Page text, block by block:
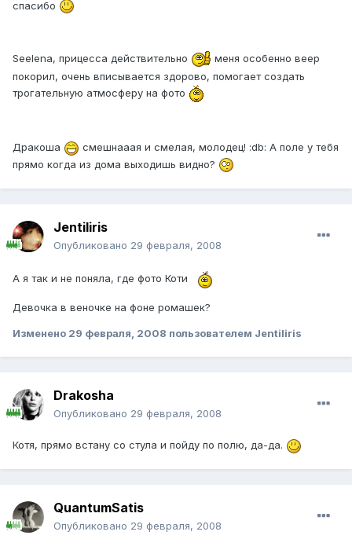
спасибо
Seelena, прицесса действительно
меня особенно веер
покорил, очень вписывается здорово, помогает создать
трогательную атмосферу на фото
Дракоша
смешнааая и смелая, молодец! :db: А поле у тебя
прямо когда из дома выходишь видно?
Jentiliris
Опубликовано 29 февраля, 2008
А я так и не поняла, где фото Коти
Девочка в веночке на фоне ромашек?
Изменено 29 февраля, 2008 пользователем Jentiliris
Drakosha
Опубликовано 29 февраля, 2008
Котя, прямо встану со стула и пойду по полю, да-да.
QuantumSatis
Опубликовано 29 февраля, 2008